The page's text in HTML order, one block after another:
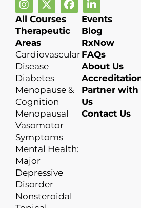
All Courses
Therapeutic
Areas
Cardiovascular
Disease
Diabetes
Menopause &
Cognition
Menopausal
Vasomotor
Symptoms
Mental Health:
Major
Depressive
Disorder
Nonsteroidal
Events
Blog
RxNow
FAQs
About Us
Partner with
Us
Contact Us